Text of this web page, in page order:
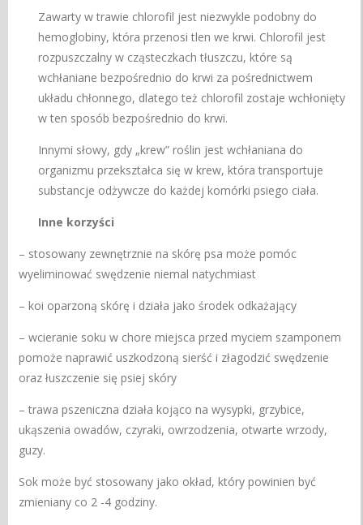
Zawarty w trawie chlorofil jest niezwykle podobny do
hemoglobiny, która przenosi tlen we krwi. Chlorofil jest
rozpuszczalny w cząsteczkach tłuszczu, które są
wchłaniane bezpośrednio do krwi za pośrednictwem
układu chłonnego, dlatego też chlorofil zostaje wchłonięty
w ten sposób bezpośrednio do krwi.
Innymi słowy, gdy „krew” roślin jest wchłaniana do
organizmu przekształca się w krew, która transportuje
substancje odżywcze do każdej komórki psiego ciała.
Inne korzyści
– stosowany zewnętrznie na skórę psa może pomóc
wyeliminować swędzenie niemal natychmiast
– koi oparzoną skórę i działa jako środek odkażający
– wcieranie soku w chore miejsca przed myciem szamponem
pomoże naprawić uszkodzoną sierść i złagodzić swędzenie
oraz łuszczenie się psiej skóry
– trawa pszeniczna działa kojąco na wysypki, grzybice,
ukąszenia owadów, czyraki, owrzodzenia, otwarte wrzody,
guzy.
Sok może być stosowany jako okład, który powinien być
zmieniany co 2 -4 godziny.